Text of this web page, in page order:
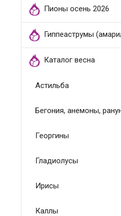
Пионы осень 2026
Гиппеаструмы
Каталог весна
Астильба
Бегония, анемоны,
Георгины
Гладиолусы
Ирисы
Каллы